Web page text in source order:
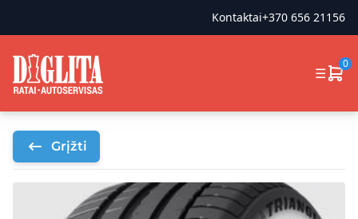
Kontaktai+370 656 21156
☰
0
Grįžti